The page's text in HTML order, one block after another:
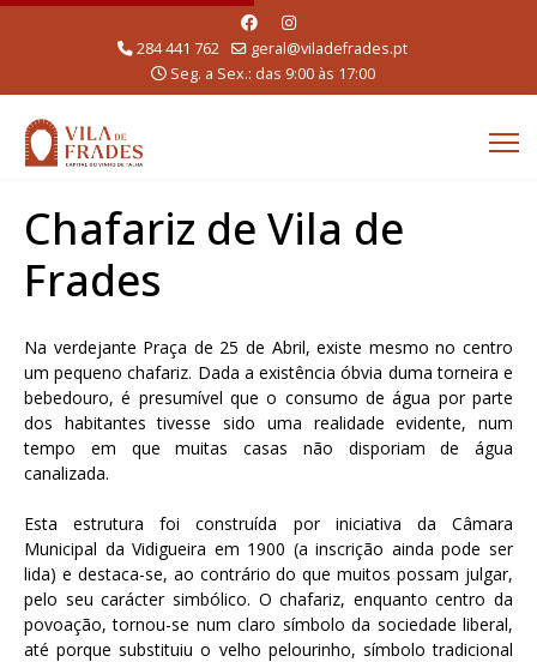
284 441 762
geral@viladefrades.pt
Seg. a Sex.: das 9:00 às 17:00
Chafariz de Vila de
Frades
Na verdejante Praça de 25 de Abril, existe mesmo no centro
um pequeno chafariz. Dada a existência óbvia duma torneira e
bebedouro, é presumível que o consumo de água por parte
dos habitantes tivesse sido uma realidade evidente, num
tempo em que muitas casas não disporiam de água
canalizada.
Esta estrutura foi construída por iniciativa da Câmara
Municipal da Vidigueira em 1900 (a inscrição ainda pode ser
lida) e destaca-se, ao contrário do que muitos possam julgar,
pelo seu carácter simbólico. O chafariz, enquanto centro da
povoação, tornou-se num claro símbolo da sociedade liberal,
até porque substituiu o velho pelourinho, símbolo tradicional